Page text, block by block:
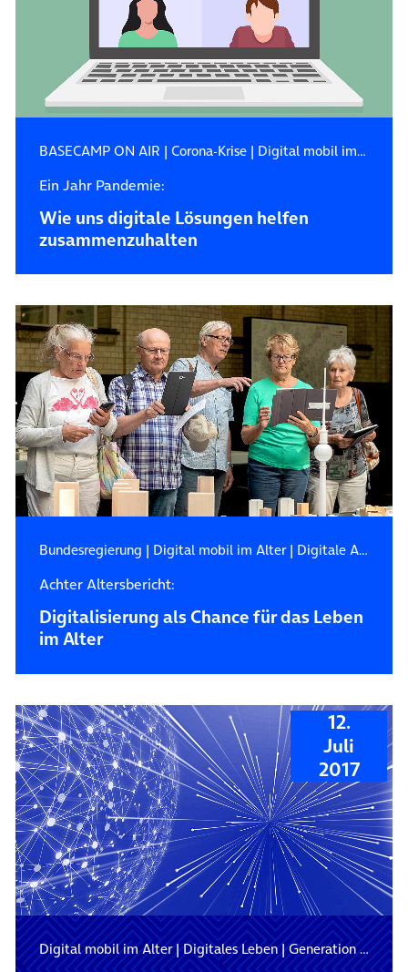
BASECAMP ON AIR | Corona-Krise| Digital mobil im Alter
Ein Jahr Pandemie:
Wie uns digitale Lösungen helfen
zusammenzuhalten
Bundesregierung | Digital mobil im Alter| Digitale Assistenzsysteme
Achter Altersbericht:
Digitalisierung als Chance für das Leben
im Alter
12.
Juli
2017
Digital mobil im Alter|Digitales Leben|Generation Digital